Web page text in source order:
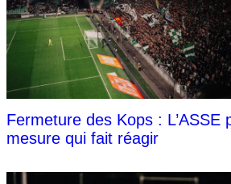
Fermeture des Kops : L’ASSE
mesure qui fait réagir